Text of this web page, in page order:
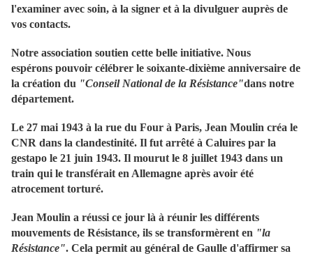
l'examiner avec soin, à la signer et à la divulguer auprès de
vos contacts.
Notre association soutien cette belle initiative. Nous
espérons pouvoir célébrer le soixante-dixième anniversaire de
la création du "Conseil National de la Résistance"dans notre
département.
Le 27 mai 1943 à la rue du Four à Paris, Jean Moulin créa le
CNR dans la clandestinité. Il fut arrêté à Caluires par la
gestapo le 21 juin 1943. Il mourut le 8 juillet 1943 dans un
train qui le transférait en Allemagne après avoir été
atrocement torturé.
Jean Moulin a réussi ce jour là à réunir les différents
mouvements de Résistance, ils se transformèrent en "la
Résistance". Cela permit au général de Gaulle d'affirmer sa